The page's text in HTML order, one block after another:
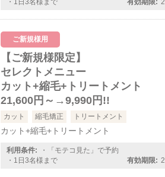
・1日3名様まで
有効期限:
ご新規様用
【ご新規様限定】
セレクトメニュー
カット+縮毛+トリートメント
21,600円～→9,990円!!
カット 縮毛矯正 トリートメント
カット+縮毛+トリートメント
利用条件:
・「モテコ見た」で予約
・1日3名様まで
有効期限: